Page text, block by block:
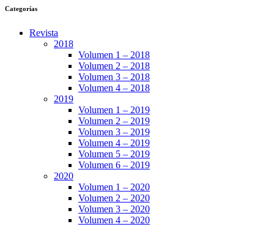
Categorías
Revista
2018
Volumen 1 – 2018
Volumen 2 – 2018
Volumen 3 – 2018
Volumen 4 – 2018
2019
Volumen 1 – 2019
Volumen 2 – 2019
Volumen 3 – 2019
Volumen 4 – 2019
Volumen 5 – 2019
Volumen 6 – 2019
2020
Volumen 1 – 2020
Volumen 2 – 2020
Volumen 3 – 2020
Volumen 4 – 2020